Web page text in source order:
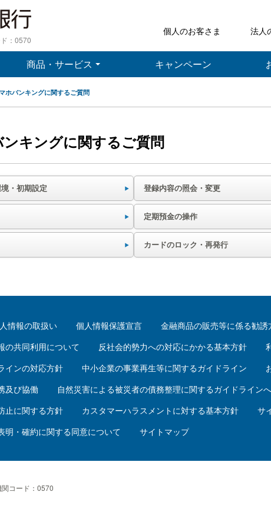
：0570
個人のお客さま 法人
商品・サービス キャンペーン
ホバンキングに関するご質問
キングに関するご質問
・初期設定 登録内容の照会・変更
定期預金の操作
カードのロック・再発行
情報の取扱い 個人情報保護宣言 金融商品の販売等に係る勧誘
の共同利用について 反社会的勢力への対応にかかる基本方針
インの対応方針 中小企業の事業再生等に関するガイドライン
及び協働 自然災害による被災者の債務整理に関するガイドライン
止に関する方針 カスタマーハラスメントに対する基本方針 サ
明・確約に関する同意について サイトマップ
関コード：0570